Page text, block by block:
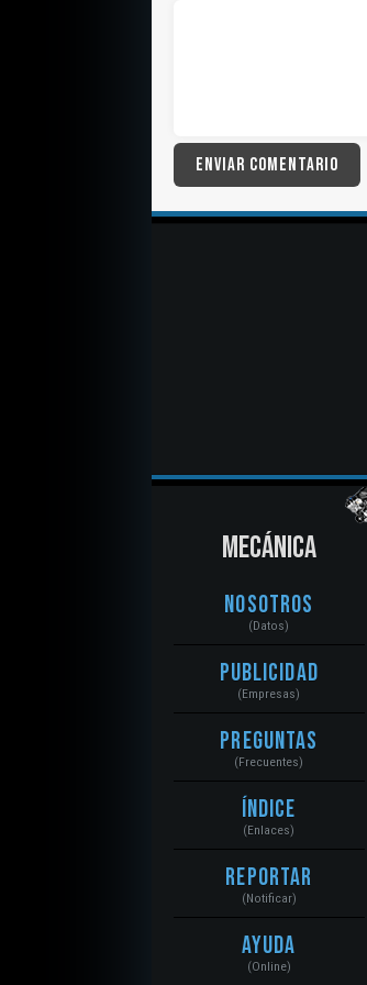
MECÁNICA
Nosotros
(Datos)
Publicidad
(Empresas)
Preguntas
(Frecuentes)
Índice
(Enlaces)
Reportar
(Notificar)
Ayuda
(Online)